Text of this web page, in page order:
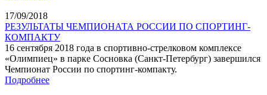
17/09/2018
РЕЗУЛЬТАТЫ ЧЕМПИОНАТА РОССИИ ПО СПОРТИНГ-
КОМПАКТУ
16 сентября 2018 года в спортивно-стрелковом комплексе
«Олимпиец» в парке Сосновка (Санкт-Петербург) завершился
Чемпионат России по спортинг-компакту.
Подробнее